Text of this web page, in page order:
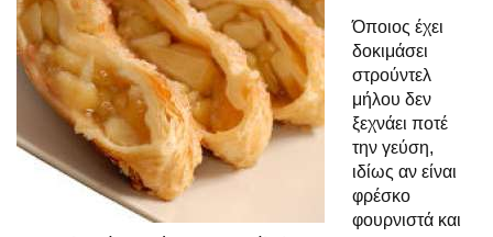
Όποιος έχει
δοκιμάσει
στρούντελ
μήλου δεν
ξεχνάει ποτέ
την γεύση,
ιδίως αν είναι
φρέσκο
φουρνιστά και